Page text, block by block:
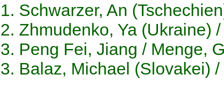
1. Schwarzer, An
2. Zhmudenko, Ya (Ukraine)
3. Peng Fei, Jiang / Menge,
3. Balaz, Michael (Slovakei)